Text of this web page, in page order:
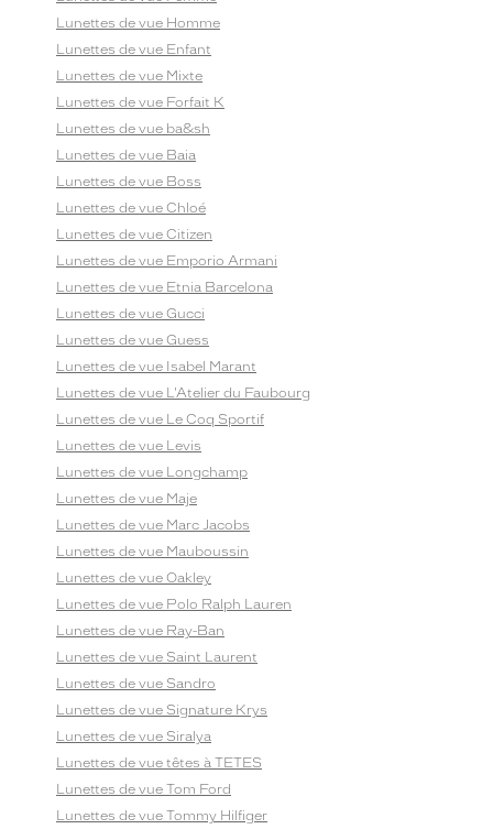
Lunettes de vue Homme
Lunettes de vue Enfant
Lunettes de vue Mixte
Lunettes de vue Forfait K
Lunettes de vue ba&sh
Lunettes de vue Baia
Lunettes de vue Boss
Lunettes de vue Chloé
Lunettes de vue Citizen
Lunettes de vue Emporio Armani
Lunettes de vue Etnia Barcelona
Lunettes de vue Gucci
Lunettes de vue Guess
Lunettes de vue Isabel Marant
Lunettes de vue L'Atelier du Faubourg
Lunettes de vue Le Coq Sportif
Lunettes de vue Levis
Lunettes de vue Longchamp
Lunettes de vue Maje
Lunettes de vue Marc Jacobs
Lunettes de vue Mauboussin
Lunettes de vue Oakley
Lunettes de vue Polo Ralph Lauren
Lunettes de vue Ray-Ban
Lunettes de vue Saint Laurent
Lunettes de vue Sandro
Lunettes de vue Signature Krys
Lunettes de vue Siralya
Lunettes de vue têtes à TETES
Lunettes de vue Tom Ford
Lunettes de vue Tommy Hilfiger